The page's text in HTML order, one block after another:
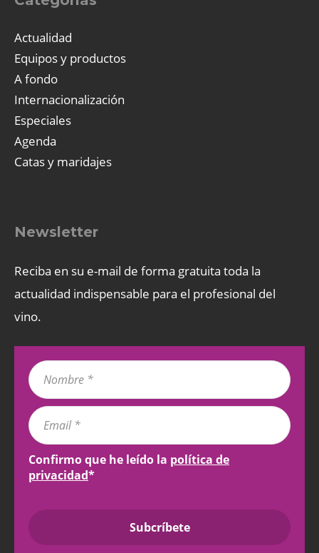
Actualidad
Equipos y productos
A fondo
Internacionalización
Especiales
Agenda
Catas y maridajes
Newsletter
Reciba en su e-mail de forma gratuita toda la
actualidad indispensable para el profesional del
vino.
Confirmo que he leído la política de
privacidad*